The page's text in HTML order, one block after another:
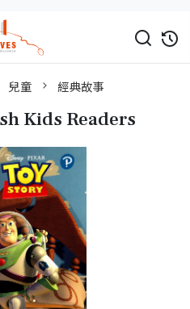
兒童 經典故事
Kids Readers